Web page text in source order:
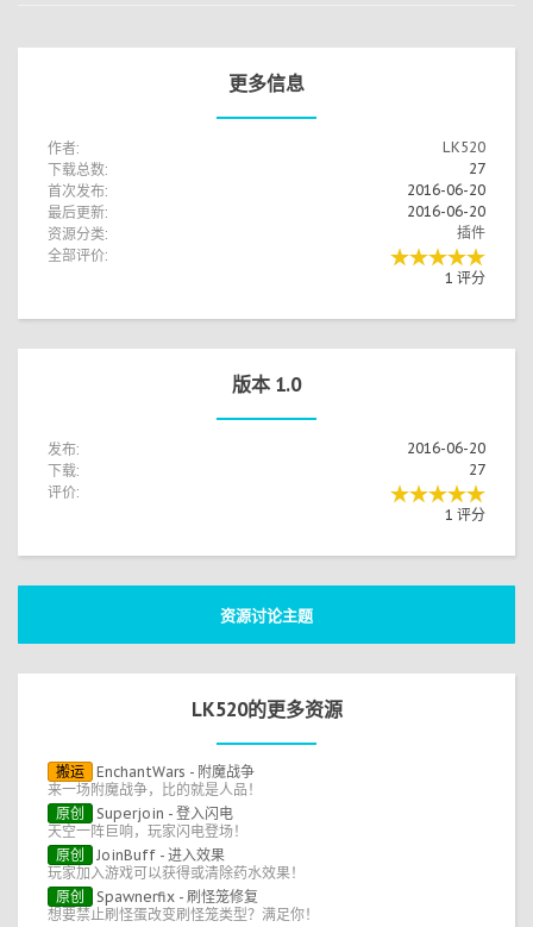
更多信息
作者: LK520
下载总数: 27
首次发布: 2016-06-20
最后更新: 2016-06-20
资源分类: 插件
全部评价:
1 评分
版本 1.0
发布: 2016-06-20
下载: 27
评价:
1 评分
资源讨论主题
LK520的更多资源
搬运
EnchantWars - 附魔战争
来一场附魔战争，比的就是人品！
原创
Superjoin - 登入闪电
天空一阵巨响，玩家闪电登场！
原创
JoinBuff - 进入效果
玩家加入游戏可以获得或清除药水效果！
原创
Spawnerfix - 刷怪笼修复
想要禁止刷怪蛋改变刷怪笼类型？满足你！